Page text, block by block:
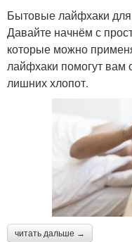
Бытовые лайфхаки
Давайте начнём с
которые можно
лайфхаки помогут вам
лишних хлопот.
читать дальше →